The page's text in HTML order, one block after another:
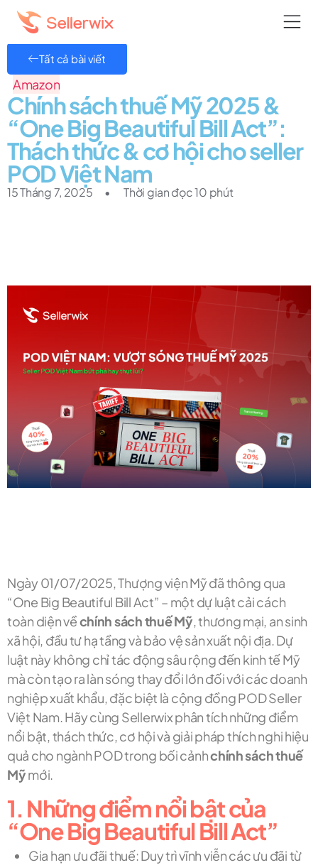
Tất cả bài viết
Amazon
Chính sách thuế Mỹ 2025 &
“One Big Beautiful Bill Act”:
Thách thức & cơ hội cho seller
POD Việt Nam
15 Tháng 7, 2025 • Thời gian đọc 10 phút
Ngày 01/07/2025, Thượng viện Mỹ đã thông qua
“One Big Beautiful Bill Act” – một dự luật cải cách
toàn diện vềchính sách thuế Mỹ, thương mại, an sinh
xã hội, đầu tư hạ tầng và bảo vệ sản xuất nội địa. Dự
luật này không chỉ tác động sâu rộng đến kinh tế Mỹ
mà còn tạo ra làn sóng thay đổi lớn đối với các doanh
nghiệp xuất khẩu, đặc biệt là cộng đồng POD Seller
Việt Nam. Hãy cùng Sellerwix phân tích những điểm
nổi bật, thách thức, cơ hội và giải pháp thích nghi hiệu
quả cho ngành POD trong bối cảnhchính sách thuế
Mỹmới.
1. Những điểm nổi bật của
“One Big Beautiful Bill Act”
Gia hạn ưu đãi thuế: Duy trì vĩnh viễn các ưu đãi từ